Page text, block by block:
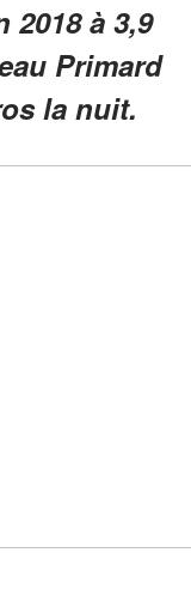
2018 à 3,9
Primard
la nuit.